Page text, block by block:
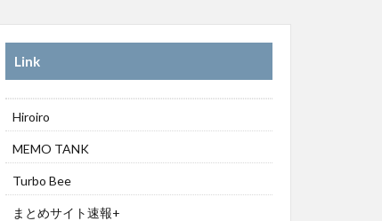
Link
Hiroiro
MEMO TANK
Turbo Bee
まとめサイト速報+